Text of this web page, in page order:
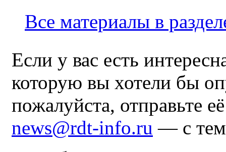
Все материалы в
Если у вас есть
которую вы хотели бы
пожалуйста, отправьте
news@rdt-info.ru — с